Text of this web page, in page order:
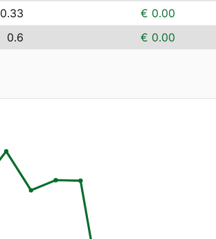
0.33 € 0.00
0.6 € 0.00